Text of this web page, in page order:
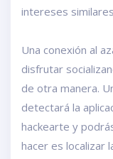
intereses
Una conexión al
disfrutar
de otra manera.
detectará la
hackearte y
hacer es localizar